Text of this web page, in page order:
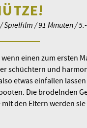
Spielfilm / 91 Minuten /
einen zum ersten
schüchtern und
etwas einfallen
Die brodelnden
den Eltern werden